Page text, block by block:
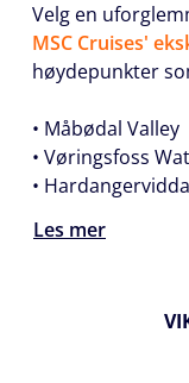
Velg en
MSC Cruises'
høydepunkter
• Måbødal Valley
• Vøringsfoss
•
Les mer